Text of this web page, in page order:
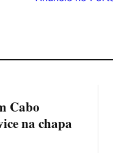
Cabo
na chapa